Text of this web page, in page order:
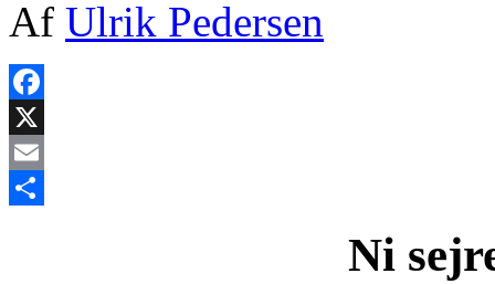
Af Ulrik Pedersen
Facebook
X
Email
Ni